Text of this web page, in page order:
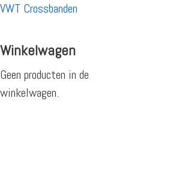
VWT Crossbanden
Winkelwagen
Geen producten in de
winkelwagen.